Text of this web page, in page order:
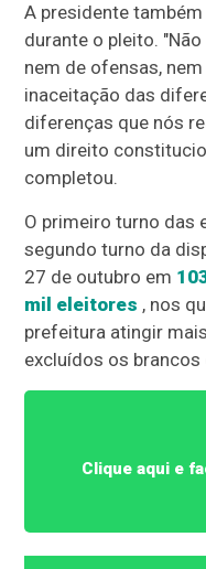
A presidente
durante o pleito.
nem de ofensas,
inaceitação das
diferenças que nós
um direito
completou.
O primeiro turno das
segundo turno da
27 de outubro em
mil eleitores , nos
prefeitura atingir
excluídos os brancos
Clique aqui e